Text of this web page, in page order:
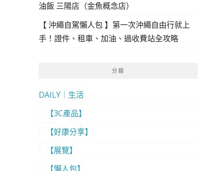
油飯 三陽店（金魚概念店）
【 沖繩自駕懶人包 】第一次沖繩自由行就上
手！證件、租車、加油、過收費站全攻略
分類
DAILY｜生活
【3C產品】
【好康分享】
【展覽】
【懶人包】